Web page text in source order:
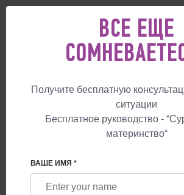
СУРРОГАТНОЕ МАТЕРИНСТВО БЛОГ
В КАКОЙ СТРАНЕ
СУРРОГАТНОЕ
ВСЕ ЕЩЕ
Получите бесплатную
ситуации
Бесплатное руководство -
материнство“
ВАШЕ ИМЯ *